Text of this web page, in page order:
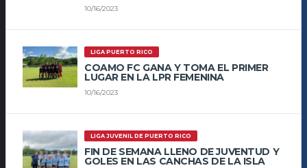
10/16/2023
LIGA PUERTO RICO
COAMO FC GANA Y TOMA EL PRIMER
LUGAR EN LA LPR FEMENINA
10/16/2023
LIGA JUVENIL DE PUERTO RICO
FIN DE SEMANA LLENO DE JUVENTUD Y
GOLES EN LAS CANCHAS DE LA ISLA